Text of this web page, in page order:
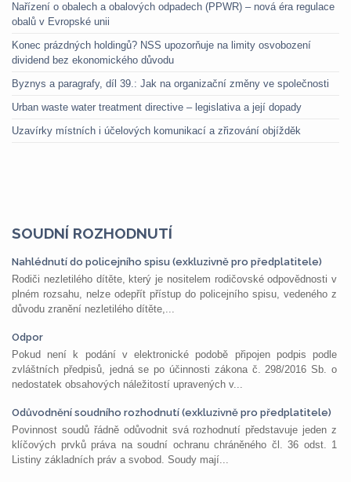
Nařízení o obalech a obalových odpadech (PPWR) – nová éra regulace
obalů v Evropské unii
Konec prázdných holdingů? NSS upozorňuje na limity osvobození
dividend bez ekonomického důvodu
Byznys a paragrafy, díl 39.: Jak na organizační změny ve společnosti
Urban waste water treatment directive – legislativa a její dopady
Uzavírky místních i účelových komunikací a zřizování objížděk
SOUDNÍ ROZHODNUTÍ
Nahlédnutí do policejního spisu (exkluzivně pro předplatitele)
Rodiči nezletilého dítěte, který je nositelem rodičovské odpovědnosti v
plném rozsahu, nelze odepřít přístup do policejního spisu, vedeného z
důvodu zranění nezletilého dítěte,...
Odpor
Pokud není k podání v elektronické podobě připojen podpis podle
zvláštních předpisů, jedná se po účinnosti zákona č. 298/2016 Sb. o
nedostatek obsahových náležitostí upravených v...
Odůvodnění soudního rozhodnutí (exkluzivně pro předplatitele)
Povinnost soudů řádně odůvodnit svá rozhodnutí představuje jeden z
klíčových prvků práva na soudní ochranu chráněného čl. 36 odst. 1
Listiny základních práv a svobod. Soudy mají...